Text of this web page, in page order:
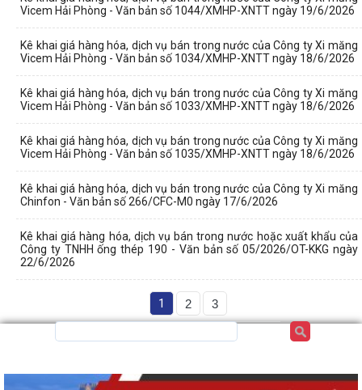
Vicem Hải Phòng - Văn bản số 1044/XMHP-XNTT ngày 19/6/2026
Kê khai giá hàng hóa, dịch vụ bán trong nước của Công ty Xi măng
Vicem Hải Phòng - Văn bản số 1034/XMHP-XNTT ngày 18/6/2026
Kê khai giá hàng hóa, dịch vụ bán trong nước của Công ty Xi măng
Vicem Hải Phòng - Văn bản số 1033/XMHP-XNTT ngày 18/6/2026
Kê khai giá hàng hóa, dịch vụ bán trong nước của Công ty Xi măng
Vicem Hải Phòng - Văn bản số 1035/XMHP-XNTT ngày 18/6/2026
Kê khai giá hàng hóa, dịch vụ bán trong nước của Công ty Xi măng
Chinfon - Văn bản số 266/CFC-M0 ngày 17/6/2026
Kê khai giá hàng hóa, dịch vụ bán trong nước hoặc xuất khẩu của
Công ty TNHH ống thép 190 - Văn bản số 05/2026/OT-KKG ngày
22/6/2026
1 2 3